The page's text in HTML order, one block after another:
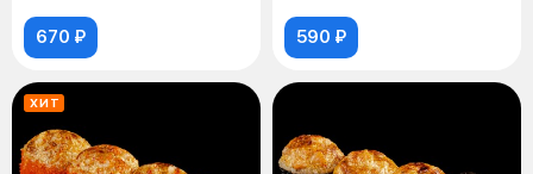
670 ₽ 590 ₽
ХИТ